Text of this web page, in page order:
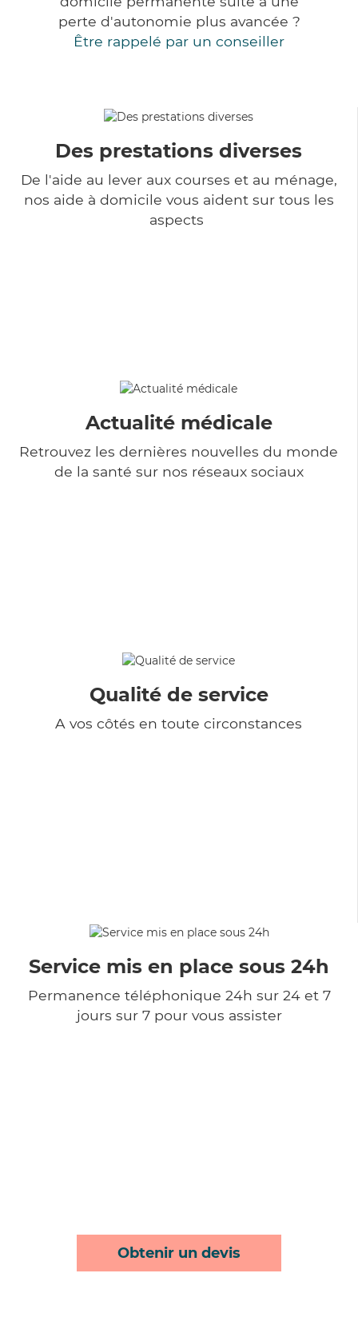
perte d'autonomie plus avancée ?
Être rappelé par un conseiller
Des prestations diverses
De l'aide au lever aux courses et au ménage,
nos aide à domicile vous aident sur tous les
aspects
Actualité médicale
Retrouvez les dernières nouvelles du monde
de la santé sur nos réseaux sociaux
Qualité de service
A vos côtés en toute circonstances
Service mis en place sous 24h
Permanence téléphonique 24h sur 24 et 7
jours sur 7 pour vous assister
Obtenir un devis